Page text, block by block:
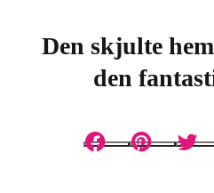
Den skjulte
den
Facebook